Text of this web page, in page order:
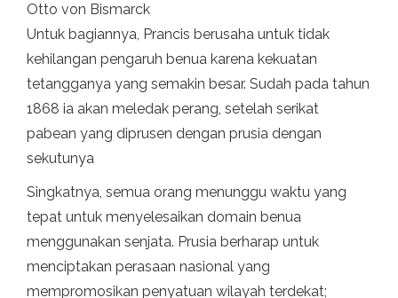
Otto von Bismarck
Untuk bagiannya, Prancis berusaha untuk tidak
kehilangan pengaruh benua karena kekuatan
tetangganya yang semakin besar. Sudah pada tahun
1868 ia akan meledak perang, setelah serikat
pabean yang diprusen dengan prusia dengan
sekutunya
Singkatnya, semua orang menunggu waktu yang
tepat untuk menyelesaikan domain benua
menggunakan senjata. Prusia berharap untuk
menciptakan perasaan nasional yang
mempromosikan penyatuan wilayah terdekat;